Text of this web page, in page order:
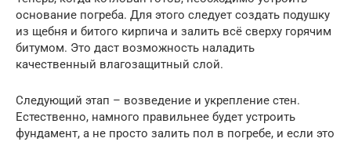
основание погреба. Для этого следует создать подушку
из щебня и битого кирпича и залить всё сверху горячим
битумом. Это даст возможность наладить
качественный влагозащитный слой.
Следующий этап – возведение и укрепление стен.
Естественно, намного правильнее будет устроить
фундамент, а не просто залить пол в погребе, и если это